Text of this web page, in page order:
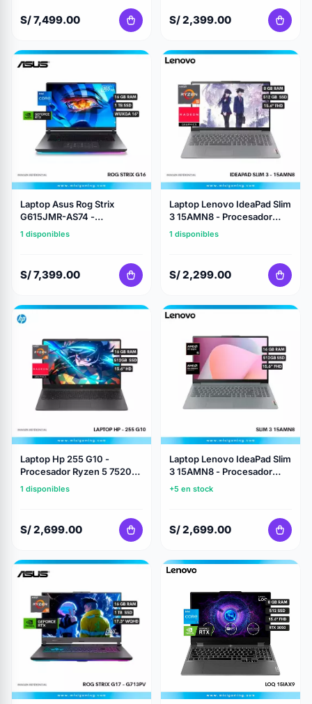
Geforce Nvidia RTX 5060
(2560x1600) 240Hz
S/ 7,499.00 S/ 2,399.00
Laptop Asus Rog Strix
G615JMR-AS74 -
Procesador Intel Core i7
14650Hx- Almacenamiento
16Gb Ddr5 - Geforce Nvidia
Rtx 5060 8Gb - 16"
1 disponibles
S/ 7,399.00
Laptop Lenovo IdeaPad Slim
3 15AMN8 - Procesador
Ryzen 5 7520U - 8Gb Ram -
512Gb Almacenamiento Ssd
1 disponibles
S/ 2,299.00
Laptop Hp 255 G10 -
Procesador Ryzen 5 7520U
- Memoria Ram 16GB DDR5 -
Almacenamiento 512GB Ssd
1 disponibles
S/ 2,699.00
Laptop Lenovo IdeaPad Slim
3 15AMN8 - Procesador
Amd Ryzen 5 7520U -
- 15.6" FHD - Con Maletin
+5 en stock
S/ 2,699.00